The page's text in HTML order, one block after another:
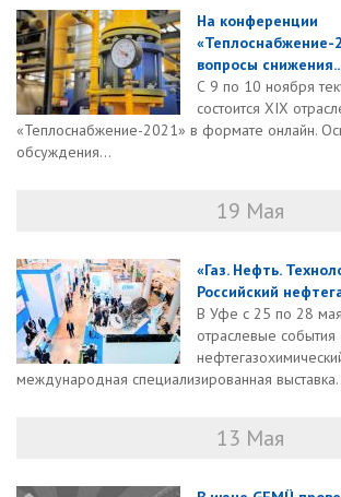
На конференции
«Теплоснабжение-
вопросы
С 9 по 10 ноября
состоится XIX
«Теплоснабжение-2021» в формате онлайн.
обсуждения...
19 Мая
«Газ. Нефть.
Российский
В Уфе с 25 по 28
отраслевые события
международная специализированная
13 Мая